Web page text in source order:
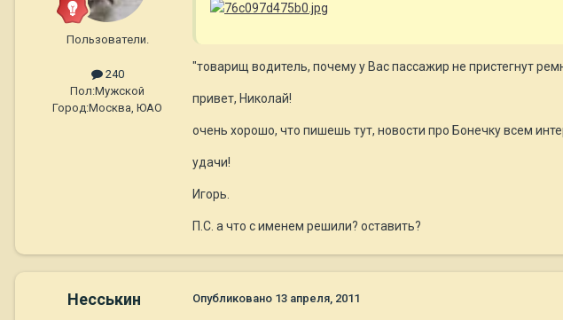
Пользователи.
240
Пол:Мужской
Город:Москва, ЮАО
"товарищ водитель, почему у Вас пассажир не пристегнут
привет, Николай!
очень хорошо, что пишешь тут, новости про Бонечку всем
удачи!
Игорь.
П.С. а что с именем решили? оставить?
Несськин Опубликовано 13 апреля, 2011